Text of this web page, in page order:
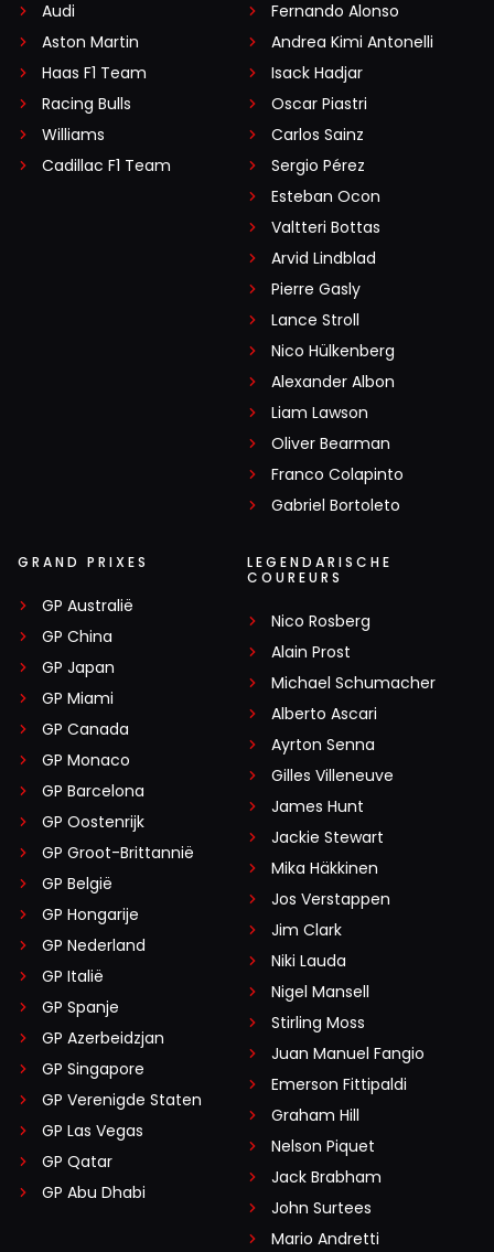
Audi
Aston Martin
Haas F1 Team
Racing Bulls
Williams
Cadillac F1 Team
Fernando Alonso
Andrea Kimi Antonelli
Isack Hadjar
Oscar Piastri
Carlos Sainz
Sergio Pérez
Esteban Ocon
Valtteri Bottas
Arvid Lindblad
Pierre Gasly
Lance Stroll
Nico Hülkenberg
Alexander Albon
Liam Lawson
Oliver Bearman
Franco Colapinto
Gabriel Bortoleto
GRAND PRIXES
GP Australië
GP China
GP Japan
GP Miami
GP Canada
GP Monaco
GP Barcelona
GP Oostenrijk
GP Groot-Brittannië
GP België
GP Hongarije
GP Nederland
GP Italië
GP Spanje
GP Azerbeidzjan
GP Singapore
GP Verenigde Staten
GP Las Vegas
GP Qatar
GP Abu Dhabi
LEGENDARISCHE
COUREURS
Nico Rosberg
Alain Prost
Michael Schumacher
Alberto Ascari
Ayrton Senna
Gilles Villeneuve
James Hunt
Jackie Stewart
Mika Häkkinen
Jos Verstappen
Jim Clark
Niki Lauda
Nigel Mansell
Stirling Moss
Juan Manuel Fangio
Emerson Fittipaldi
Graham Hill
Nelson Piquet
Jack Brabham
John Surtees
Mario Andretti